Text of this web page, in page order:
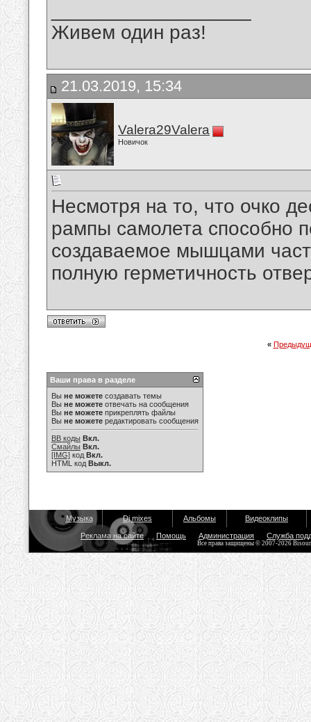
Живем один раз!
21.03.2019, 15:34
Valera29Valera
Новичок
Несмотря на то, что очко
рампы самолета способно
создаваемое мышцами
полную герметичность
«
Ваши права в разделе
Вы не можете создавать темы
Вы не можете отвечать на сообщения
Вы не можете прикреплять файлы
Вы не можете редактировать сообщения
BB коды Вкл.
Смайлы Вкл.
[IMG] код Вкл.
HTML код Выкл.
Музыка Dj mixes Альбомы Видеоклипы
Реклама на сайте Помощь Администрация Служба
Все права защищены © 2007-2026